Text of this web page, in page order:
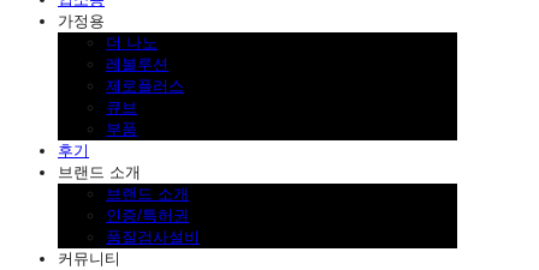
가정용
더 나노
레볼루션
제로플러스
큐브
부품
후기
브랜드 소개
브랜드 소개
인증/특허권
품질검사설비
커뮤니티